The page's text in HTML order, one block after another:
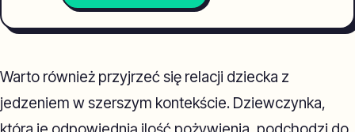
Warto również przyjrzeć się relacji dziecka z
jedzeniem w szerszym kontekście. Dziewczynka,